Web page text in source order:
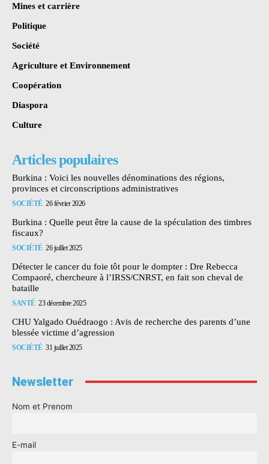
Mines et carrière
Politique
Société
Agriculture et Environnement
Coopération
Diaspora
Culture
Articles populaires
Burkina : Voici les nouvelles dénominations des régions,
provinces et circonscriptions administratives
SOCIÉTÉ 26 février 2026
Burkina : Quelle peut être la cause de la spéculation des timbres
fiscaux?
SOCIÉTÉ 26 juillet 2025
Détecter le cancer du foie tôt pour le dompter : Dre Rebecca
Compaoré, chercheure à l’IRSS/CNRST, en fait son cheval de
bataille
SANTÉ 23 décembre 2025
CHU Yalgado Ouédraogo : Avis de recherche des parents d’une
blessée victime d’agression
SOCIÉTÉ 31 juillet 2025
Newsletter
Nom et Prenom
E-mail